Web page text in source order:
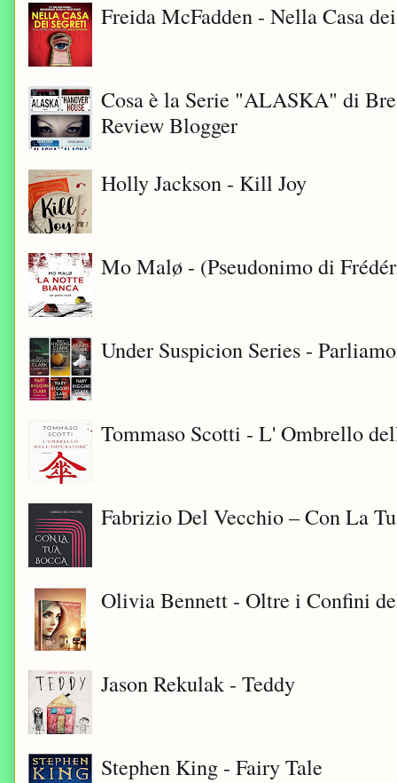
Freida McFadden - Nella Casa
Cosa è la Serie "ALASKA" di
Review Blogger
Holly Jackson - Kill Joy
Mo Malø - (Pseudonimo di
Under Suspicion Series -
Tommaso Scotti - L' Ombrello
Fabrizio Del Vecchio – Con La
Olivia Bennett - Oltre i Confini
Jason Rekulak - Teddy
Stephen King - Fairy Tale